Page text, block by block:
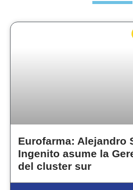
Eurofarma: Alejandro
Ingenito asume la
del cluster sur